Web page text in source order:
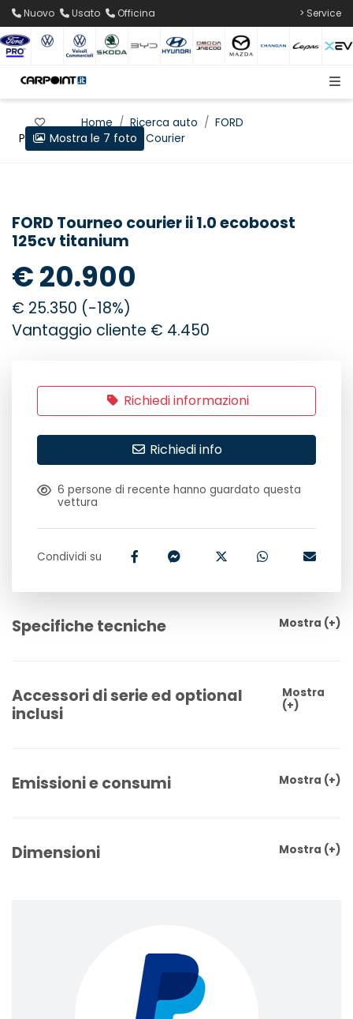
Nuovo Usato Officina > Service
Preferiti
Home Ricerca auto
FORD
Tourneo Courier
Mostra le 7 foto
FORD Tourneo courier ii 1.0 ecoboost
125cv titanium
€ 20.900
€ 25.350 (-18%)
Vantaggio cliente € 4.450
Richiedi informazioni
Richiedi info
6 persone di recente hanno guardato questa
vettura
Condividi su
Specifiche tecniche Mostra (+)
Accessori di serie ed optional
inclusi
Mostra
(+)
Emissioni e consumi Mostra (+)
Dimensioni Mostra (+)